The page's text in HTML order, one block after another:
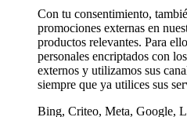
Con tu consentimiento,
promociones externas en
productos relevantes. Para
personales encriptados con
externos y utilizamos sus
siempre que ya utilices sus
Bing, Criteo, Meta, Google,